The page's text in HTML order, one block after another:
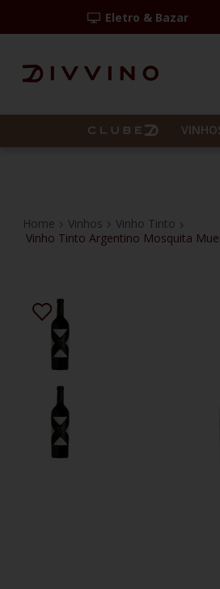
Eletro & Bazar
Vinhos
Vinho Tinto
Vinho Tinto Argentino Mosquita